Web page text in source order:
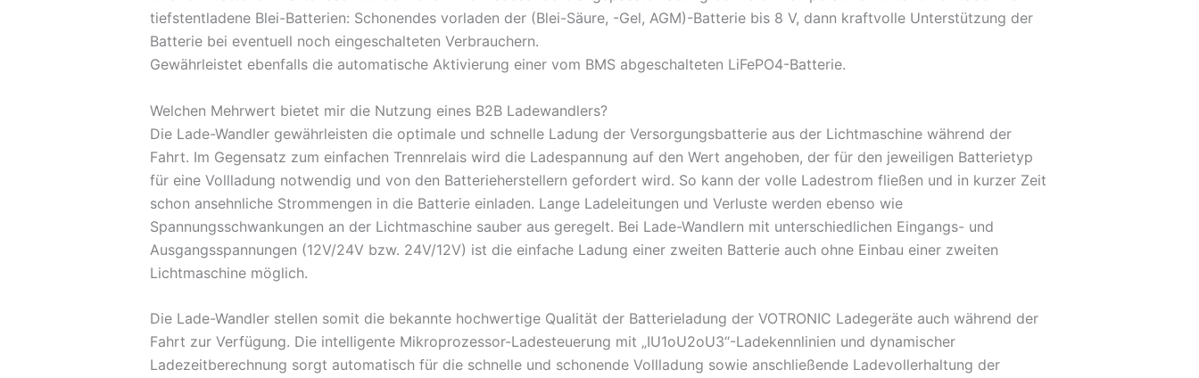
tiefstentladene Blei-Batterien: Schonendes vorladen der (Blei-Säure, -Gel, AGM)-Batterie bis 8 V, dann kraftvolle Unterstützung der
Batterie bei eventuell noch eingeschalteten Verbrauchern.
Gewährleistet ebenfalls die automatische Aktivierung einer vom BMS abgeschalteten LiFePO4-Batterie.
Welchen Mehrwert bietet mir die Nutzung eines B2B Ladewandlers?
Die Lade-Wandler gewährleisten die optimale und schnelle Ladung der Versorgungsbatterie aus der Lichtmaschine während der
Fahrt. Im Gegensatz zum einfachen Trennrelais wird die Ladespannung auf den Wert angehoben, der für den jeweiligen Batterietyp
für eine Vollladung notwendig und von den Batterieherstellern gefordert wird. So kann der volle Ladestrom fließen und in kurzer Zeit
schon ansehnliche Strommengen in die Batterie einladen. Lange Ladeleitungen und Verluste werden ebenso wie
Spannungsschwankungen an der Lichtmaschine sauber aus geregelt. Bei Lade-Wandlern mit unterschiedlichen Eingangs- und
Ausgangsspannungen (12V/24V bzw. 24V/12V) ist die einfache Ladung einer zweiten Batterie auch ohne Einbau einer zweiten
Lichtmaschine möglich.
Die Lade-Wandler stellen somit die bekannte hochwertige Qualität der Batterieladung der VOTRONIC Ladegeräte auch während der
Fahrt zur Verfügung. Die intelligente Mikroprozessor-Ladesteuerung mit „IU1oU2oU3“-Ladekennlinien und dynamischer
Ladezeitberechnung sorgt automatisch für die schnelle und schonende Vollladung sowie anschließende Ladevollerhaltung der